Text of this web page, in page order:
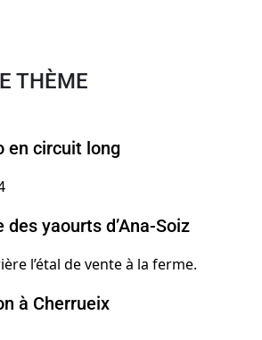
THÈME
en circuit long
yaourts d’Ana-Soiz
à Cherrueix